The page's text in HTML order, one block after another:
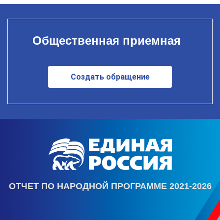
Общественная приемная
Создать обращение
ОТЧЕТ ПО НАРОДНОЙ ПРОГРАММЕ 2021-2026